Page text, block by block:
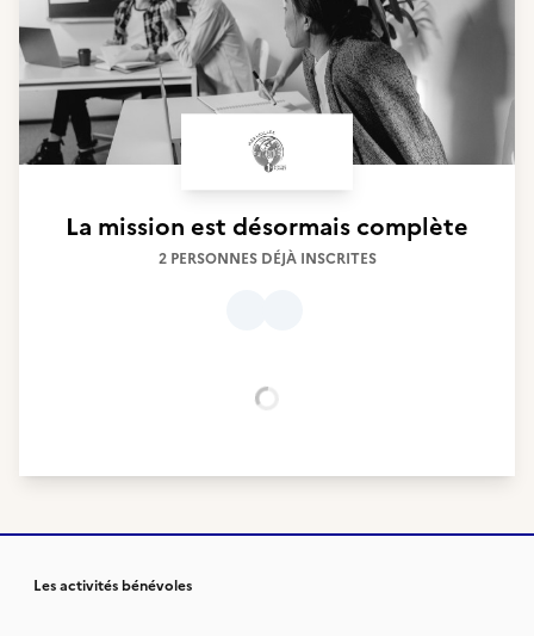
La mission est désormais complète
2 PERSONNES DÉJÀ INSCRITES
Les activités bénévoles